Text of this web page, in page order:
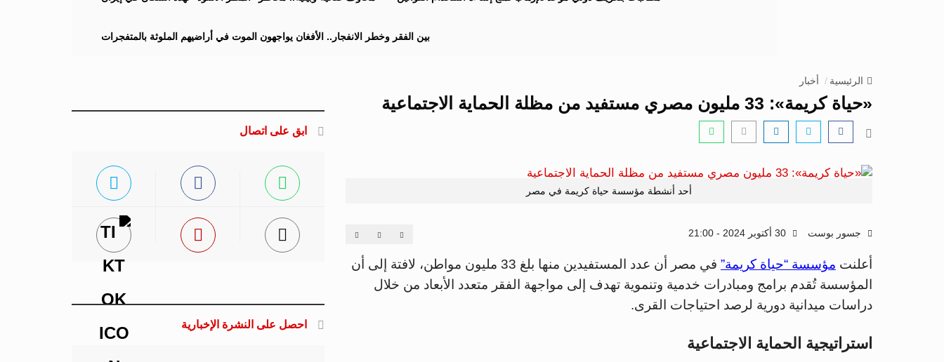
بين الفقر وخطر الانفجار.. الأفغان يواجهون الموت في أراضيهم الملوثة بالمتفجرات
الرئيسية أخبار
«حياة كريمة»: 33 مليون مصري مستفيد من مظلة الحماية الاجتماعية
أحد أنشطة مؤسسة حياة كريمة في مصر
جسور بوست
أعلنت مؤسسة “حياة كريمة”
في مصر أن عدد المستفيدين منها بلغ 33 مليون مواطن، لافتة إلى أن
المؤسسة تُقدم برامج ومبادرات خدمية وتنموية تهدف إلى مواجهة الفقر متعدد الأبعاد من خلال
دراسات ميدانية دورية لرصد احتياجات القرى.
استراتيجية الحماية الاجتماعية
ابق على اتصال
احصل على النشرة الإخبارية